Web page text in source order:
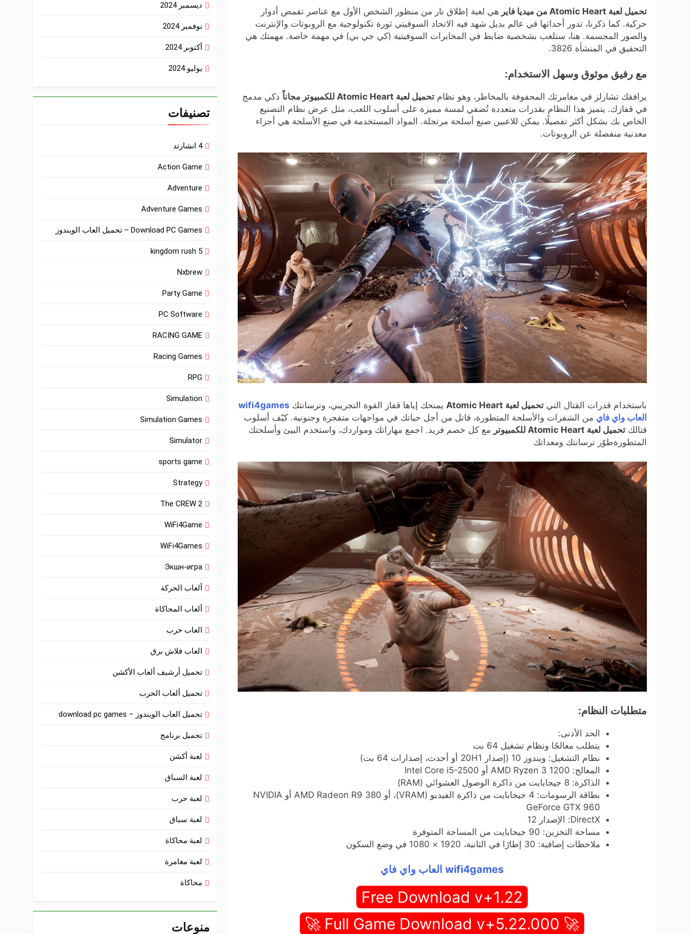
تحميل لعبة Atomic Heart من ميديا فاير
هي لعبة إطلاق نار من منظور الشخص الأول مع عناصر تقمص أدوار
حركية. كما ذكرنا، تدور أحداثها في عالم بديل شهد فيه الاتحاد السوفيتي ثورة تكنولوجية مع الروبوتات والإنترنت
والصور المجسمة. هنا، ستلعب بشخصية ضابط في المخابرات السوفيتية (كي جي بي) في مهمة خاصة. مهمتك هي
التحقيق في المنشأة 3826.
مع رفيق موثوق وسهل الاستخدام:
يرافقك تشارلز في مغامرتك المحفوفة بالمخاطر، وهو نظام تحميل لعبة Atomic Heart للكمبيوتر مجاناً
ذكي مدمج
في قفازك. يتميز هذا النظام بقدرات متعددة تُضفي لمسة مميزة على أسلوب اللعب، مثل عرض نظام التصنيع
الخاص بك بشكل أكثر تفصيلًا. يمكن للاعبين صنع أسلحة مرتجلة. المواد المستخدمة في صنع الأسلحة هي أجزاء
معدنية منفصلة عن الروبوتات.
باستخدام قدرات القتال التي تحميل لعبة Atomic Heart يمنحك إياها قفاز القوة التجريبي، وترسانتك wifi4games
العاب واي فاي من الشفرات والأسلحة المتطورة، قاتل من أجل حياتك في مواجهات متفجرة وجنونية. كيّف أسلوب
قتالك تحميل لعبة Atomic Heart للكمبيوتر
مع كل خصم فريد. اجمع مهاراتك ومواردك، واستخدم البيئ وأسلحتك
المتطورةطوّر ترسانتك ومعداتك
متطلبات النظام:
الحد الأدنى:
يتطلب معالجًا ونظام تشغيل 64 بت
نظام التشغيل: ويندوز 10 (إصدار 20H1 أو أحدث، إصدارات 64 بت)
المعالج: AMD Ryzen 3 1200 أو Intel Core i5-2500
الذاكرة: 8 جيجابايت من ذاكرة الوصول العشوائي (RAM)
بطاقة الرسومات: 4 جيجابايت من ذاكرة الفيديو (VRAM)، أو AMD Radeon R9 380 أو NVIDIA
GeForce GTX 960
DirectX: الإصدار 12
مساحة التخزين: 90 جيجابايت من المساحة المتوفرة
ملاحظات إضافية: 30 إطارًا في الثانية، 1920 × 1080 في وضع السكون
wifi4games العاب واي فاي
Free Download v+1.22
🚀 Full Game Download v+5.22.000 🚀
ديسمبر 2024
نوفمبر 2024
أكتوبر 2024
يوليو 2024
تصنيفات
4 انشارتد
Action Game
Adventure
Adventure Games
Download PC Games – تحميل العاب الويندوز
kingdom rush 5
Nxbrew
Party Game
PC Software
RACING GAME
Racing Games
RPG
Simulation
Simulation Games
Simulator
sports game
Strategy
The CREW 2
WiFi4Game
WiFi4Games
Экшн-игра
ألعاب الحركة
ألعاب المحاكاة
العاب حرب
العاب فلاش برق
تحميل أرشيف ألعاب الأكشن
تحميل ألعاب الحرب
تحميل العاب الويندوز – download pc games
تحميل برنامج
لعبة أكشن
لعبة السباق
لعبة حرب
لعبة سباق
لعبة محاكاة
لعبة مغامرة
محاكاة
منوعات